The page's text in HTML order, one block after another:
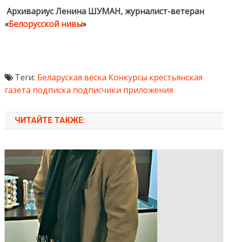
Архивариус Ленина ШУМАН, журналист-ветеран
«Белорусской нивы»
Теги: Беларуская вёска Конкурсы крестьянская
газета подписка подписчики приложения
ЧИТАЙТЕ ТАКЖЕ: